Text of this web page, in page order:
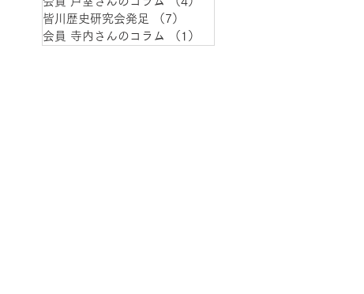
皆川歴史研究会発足
（7）
会員 寺内さんのコラム
（1）